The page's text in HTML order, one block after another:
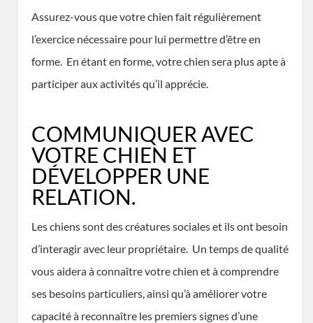
Assurez-vous que votre chien fait régulièrement
l’exercice nécessaire pour lui permettre d’être en
forme. En étant en forme, votre chien sera plus apte à
participer aux activités qu’il apprécie.
COMMUNIQUER AVEC
VOTRE CHIEN ET
DÉVELOPPER UNE
RELATION.
Les chiens sont des créatures sociales et ils ont besoin
d’interagir avec leur propriétaire. Un temps de qualité
vous aidera à connaître votre chien et à comprendre
ses besoins particuliers, ainsi qu’à améliorer votre
capacité à reconnaître les premiers signes d’une